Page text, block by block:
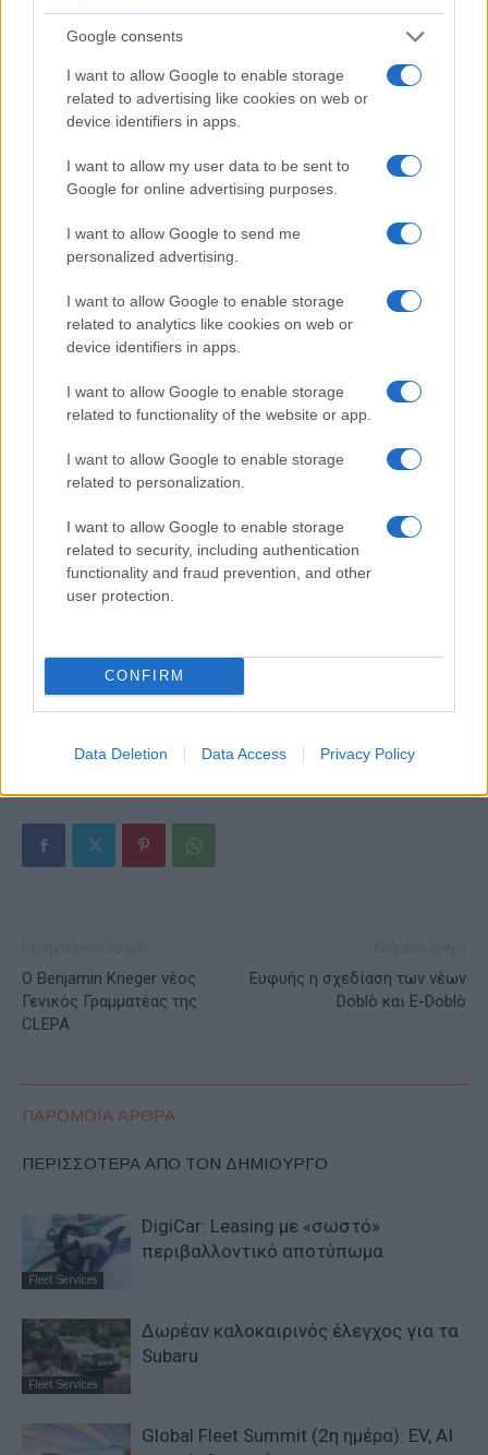
Google consents
I want to allow Google to enable storage
related to advertising like cookies on web or
device identifiers in apps.
I want to allow my user data to be sent to
Google for online advertising purposes.
I want to allow Google to send me
personalized advertising.
I want to allow Google to enable storage
related to analytics like cookies on web or
device identifiers in apps.
I want to allow Google to enable storage
related to functionality of the website or app.
I want to allow Google to enable storage
related to personalization.
I want to allow Google to enable storage
related to security, including authentication
functionality and fraud prevention, and other
user protection.
CONFIRM
Data Deletion Data Access Privacy Policy
Η Chery επενδύει 75 εκατ. δολάρια στην KG Mobility
από 18.990 ευρώ
Ατρόμητος και Novibet
το 2028
δεικτών FTSE4Good
Alpha Bank: Για πρώτη φορά το Αρχαίο Θέατρο Επιδαύρου
υποδομή φόρτισης
Ο Benjamin Krieger νέος
Γενικός Γραμματέας της
CLEPA
Ευφυής η σχεδίαση των νέων
Doblò και E-Doblò
ΠΑΡΟΜΟΙΑ ΑΡΘΡΑ
ΠΕΡΙΣΣΟΤΕΡΑ ΑΠΟ ΤΟΝ ΔΗΜΙΟΥΡΓΟ
Fleet Services
DigiCar: Leasing με «σωστό»
περιβαλλοντικό αποτύπωμα
Fleet Services
Δωρέαν καλοκαιρινός έλεγχος για τα
Subaru
Global Fleet Summit (2η ημέρα): EV, AI